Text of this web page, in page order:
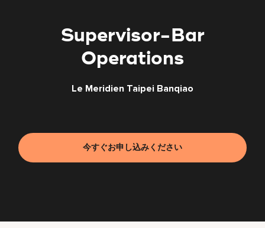
Supervisor-Bar
Operations
Le Meridien Taipei Banqiao
今すぐお申し込みください